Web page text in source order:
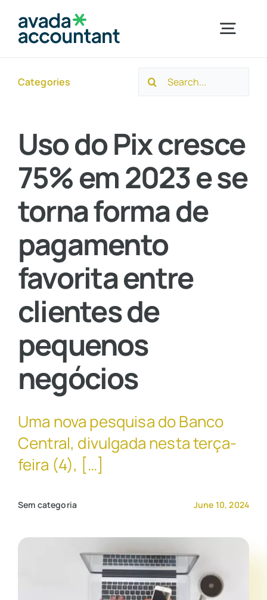
Home
Segmentos
Serviços
Novidades
Contato Comercial
Categories
Search
Uso do Pix cresce
75% em 2023 e se
torna forma de
pagamento
favorita entre
clientes de
pequenos
negócios
Uma nova pesquisa do Banco
Central, divulgada nesta terça-
feira (4), […]
Sem categoria June 10, 2024